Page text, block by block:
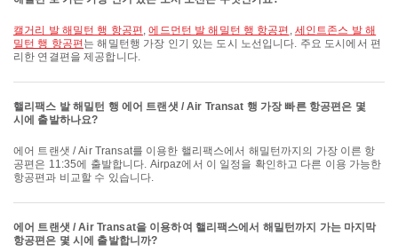
캘거리 발 해밀턴 행 항공편 ,에드먼턴 발 해밀턴 행 항공편 , 세인트존스 발 해
밀턴 행 항공편 는 해밀턴행 가장 인기 있는 도시 노선입니다. 주요 도시에서 편
리한 연결편을 제공합니다.
핼리팩스 발 해밀턴 행 에어 트랜샛 / Air Transat 행 가장 빠른 항공편은 몇
시에 출발하나요?
에어 트랜샛 / Air Transat를 이용한 핼리팩스에서 해밀턴까지의 가장 이른 항
공편은 11:35에 출발합니다. Airpaz에서 이 일정을 확인하고 다른 이용 가능한
항공편과 비교할 수 있습니다.
에어 트랜샛 / Air Transat을 이용하여 핼리팩스에서 해밀턴까지 가는 마지막
항공편은 몇 시에 출발합니까?